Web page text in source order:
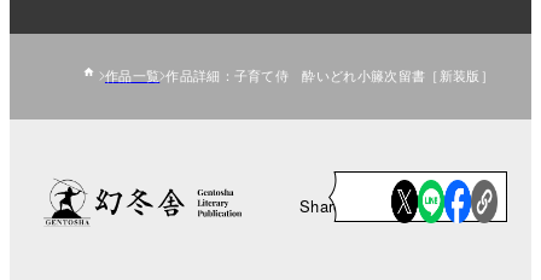
作品一覧 作品詳細：子育て侍 酔いどれ小籐次留書［新装版］
Share